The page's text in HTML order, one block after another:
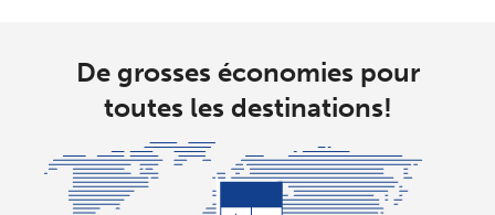
De grosses économies pour
toutes les destinations!